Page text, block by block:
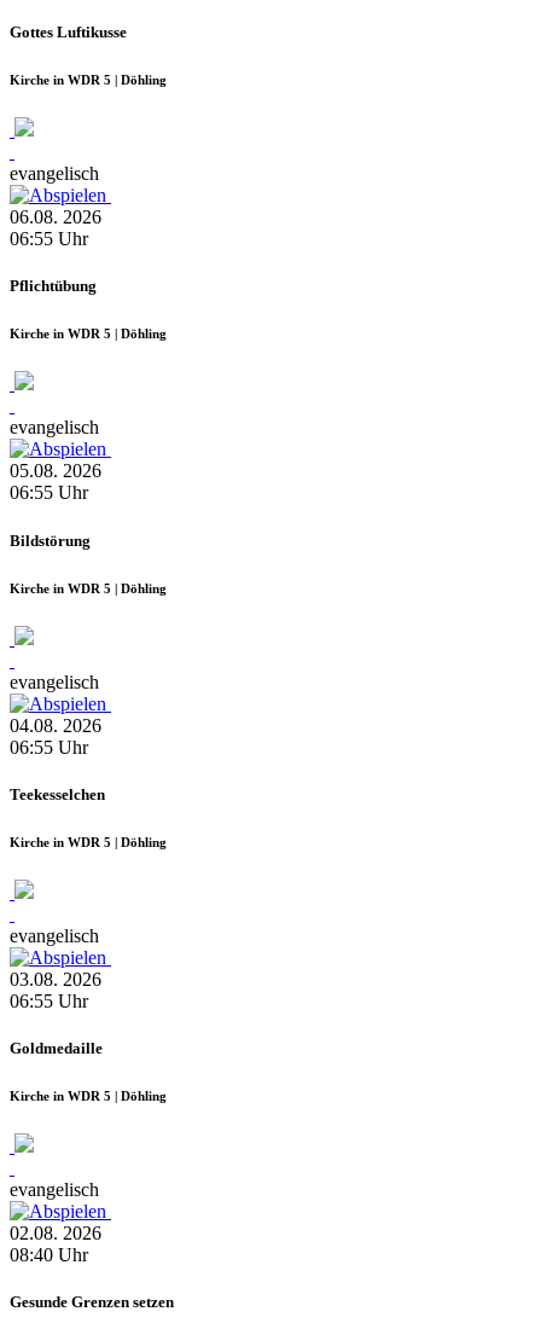
Gottes Luftikusse
Kirche in WDR 5 | Döhling
evangelisch
06.08. 2026
06:55 Uhr
Pflichtübung
Kirche in WDR 5 | Döhling
evangelisch
05.08. 2026
06:55 Uhr
Bildstörung
Kirche in WDR 5 | Döhling
evangelisch
04.08. 2026
06:55 Uhr
Teekesselchen
Kirche in WDR 5 | Döhling
evangelisch
03.08. 2026
06:55 Uhr
Goldmedaille
Kirche in WDR 5 | Döhling
evangelisch
02.08. 2026
08:40 Uhr
Gesunde Grenzen setzen